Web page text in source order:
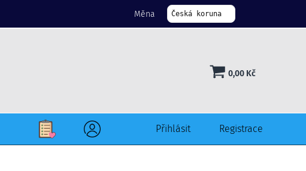
Měna Česká koruna
0,00 Kč
Přihlásit Registrace